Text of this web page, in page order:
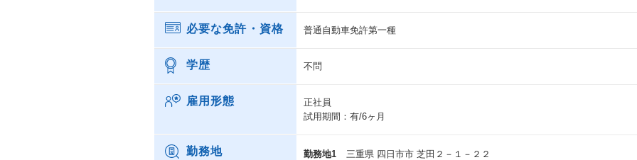
必要な免許・資格 普通自動車免許第一種
学歴 不問
雇用形態
正社員
試用期間：有/6ヶ月
勤務地 勤務地1
三重県 四日市市 芝田２－１－２２